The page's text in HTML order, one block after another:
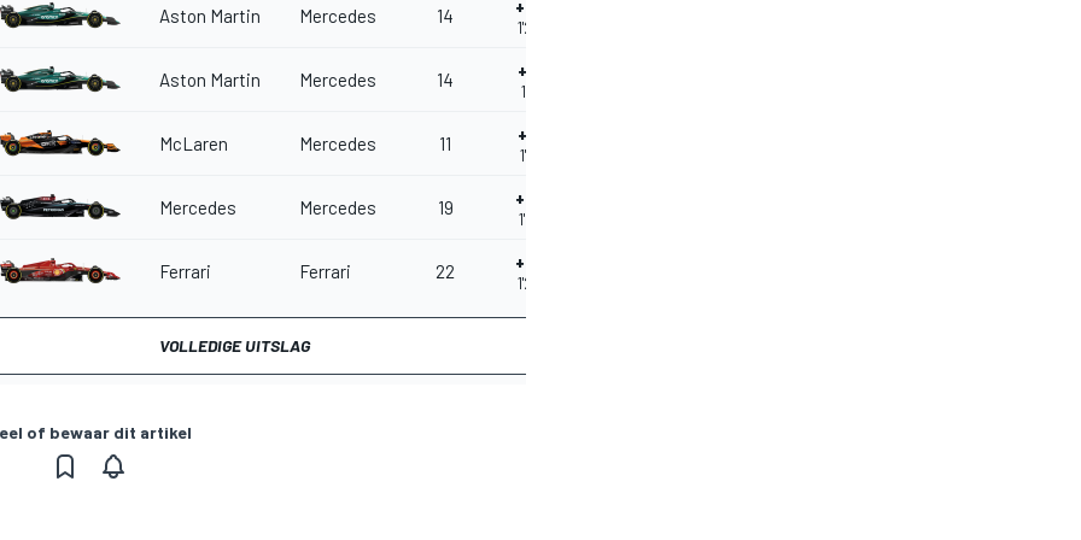
Aston Martin Mercedes 14 +0.626
1'29.038
Aston Martin Mercedes 14 +0.715
1'29.127
McLaren Mercedes 11 +0.801
1'29.213
Mercedes Mercedes 19 +0.856
1'29.268
Ferrari Ferrari 22 +0.894
1'29.306
VOLLEDIGE UITSLAG
of bewaar dit artikel